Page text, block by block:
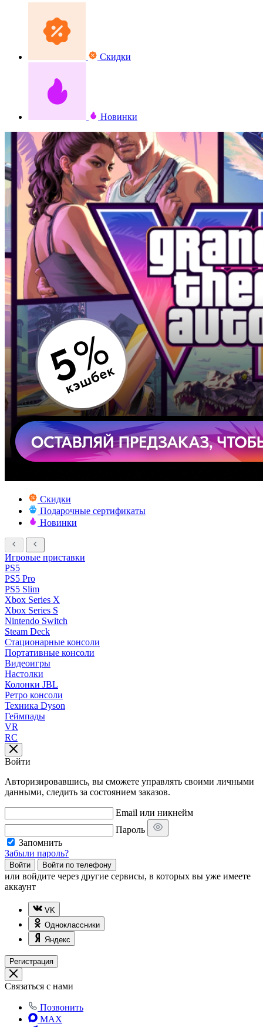
Скидки
Новинки
Скидки
Подарочные сертификаты
Новинки
Игровые приставки
PS5
PS5 Pro
PS5 Slim
Xbox Series X
Xbox Series S
Nintendo Switch
Steam Deck
Стационарные консоли
Портативные консоли
Видеоигры
Настолки
Колонки JBL
Ретро консоли
Техника Dyson
Геймпады
VR
RC
Войти
Авторизировавшись, вы сможете управлять своими личными
данными, следить за состоянием заказов.
Email или никнейм
Пароль
Запомнить
Забыли пароль?
Войти Войти по телефону
или войдите через другие сервисы, в которых вы уже имеете
аккаунт
VK
Одноклассники
Яндекс
Регистрация
Связаться с нами
Позвонить
MAX